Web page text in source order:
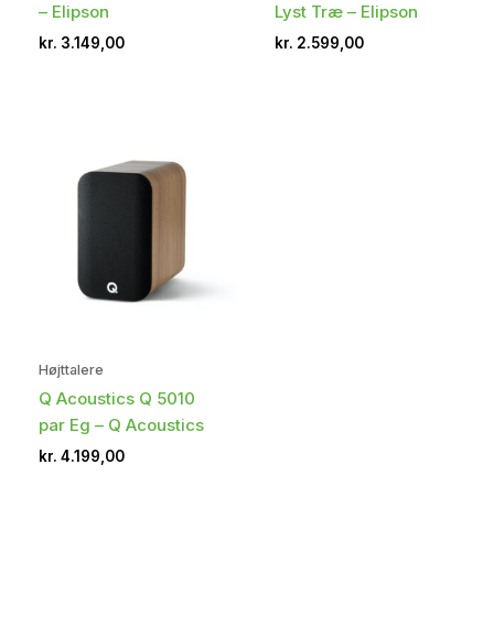
– Elipson
kr. 3.149,00
Lyst Træ – Elipson
kr. 2.599,00
Højttalere
Q Acoustics Q 5010
par Eg – Q Acoustics
kr. 4.199,00